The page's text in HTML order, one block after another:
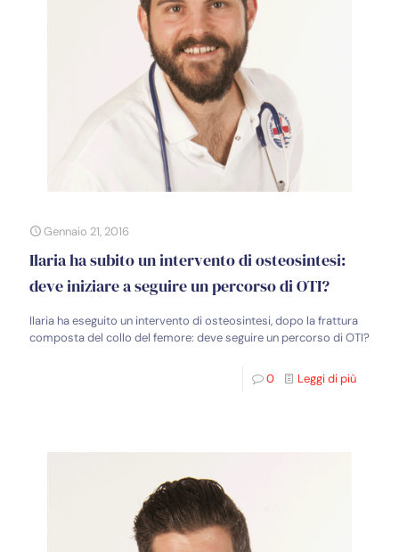
Gennaio 21, 2016
Ilaria ha subito un intervento di osteosintesi:
deve iniziare a seguire un percorso di OTI?
Ilaria ha eseguito un intervento di osteosintesi, dopo la frattura
composta del collo del femore: deve seguire un percorso di OTI?
0 Leggi di più